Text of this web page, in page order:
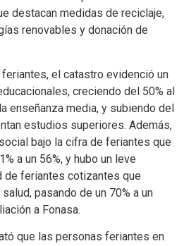
destacan medidas de reciclaje,
renovables y donación de
el catastro evidenció un
creciendo del 50% al
enseñanza media, y subiendo del
estudios superiores. Además,
bajo la cifra de feriantes que
a un 56%, y hubo un leve
de feriantes cotizantes que
pasando de un 70% a un
a Fonasa.
que las personas feriantes en